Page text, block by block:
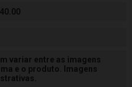
variar entre as imagens
e o produto. Imagens